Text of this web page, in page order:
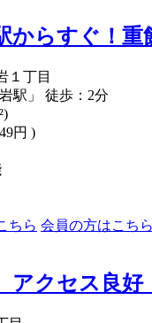
からすぐ！重
１丁目
駅」 徒歩：2分
円 )
ちら 会員の方はこちら
アクセス良好